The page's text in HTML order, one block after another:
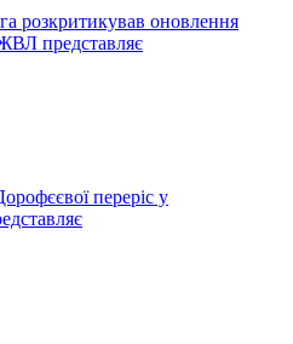
розкритикував оновлення
представляє
переріс у